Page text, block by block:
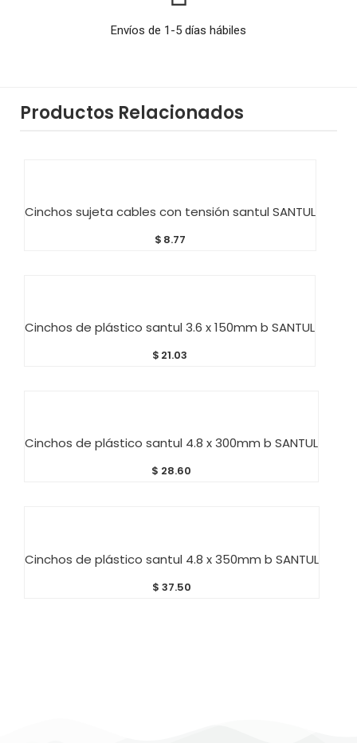
Envíos de 1-5 días hábiles
Productos Relacionados
Cinchos sujeta cables con tensión santul SANTUL
$ 8.77
Cinchos de plástico santul 3.6 x 150mm b SANTUL
$ 21.03
Cinchos de plástico santul 4.8 x 300mm b SANTUL
$ 28.60
Cinchos de plástico santul 4.8 x 350mm b SANTUL
$ 37.50